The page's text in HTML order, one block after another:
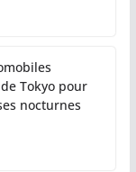
Tokyo pour
nocturnes